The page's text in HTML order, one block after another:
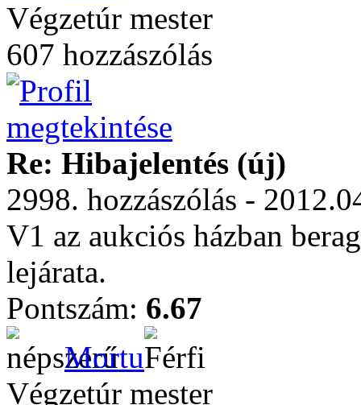
Végzetúr mester
607 hozzászólás
Re: Hibajelentés (új)
2998. hozzászólás -
V1 az aukciós házban
lejárata.
Pontszám: 6.67
Mortu
Végzetúr mester